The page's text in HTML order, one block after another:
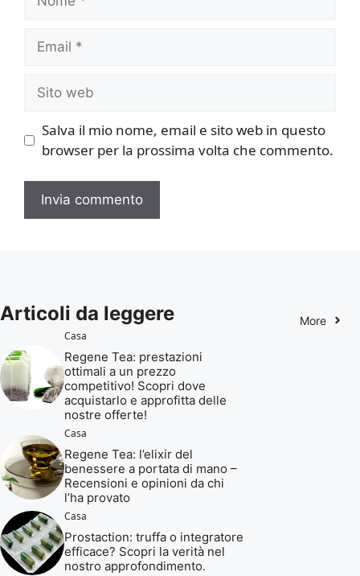
Email
Sito
web
Salva il mio nome, email e sito web in questo
browser per la prossima volta che commento.
Articoli da leggere
More
Casa
Regene Tea: prestazioni
ottimali a un prezzo
competitivo! Scopri dove
acquistarlo e approfitta delle
nostre offerte!
Casa
Regene Tea: l’elixir del
benessere a portata di mano –
Recensioni e opinioni da chi
l’ha provato
Casa
Prostaction: truffa o integratore
efficace? Scopri la verità nel
nostro approfondimento.